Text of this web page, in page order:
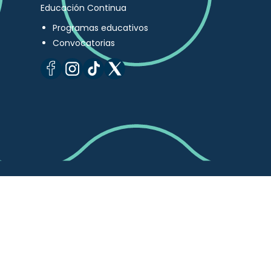
Educación Continua
Programas educativos
Convocatorias